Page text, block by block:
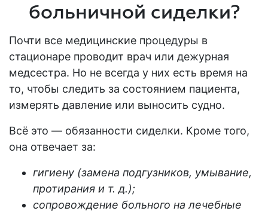
больничной сиделки?
Почти все медицинские процедуры в
стационаре проводит врач или дежурная
медсестра. Но не всегда у них есть время на
то, чтобы следить за состоянием пациента,
измерять давление или выносить судно.
Всё это — обязанности сиделки. Кроме того,
она отвечает за:
гигиену (замена подгузников, умывание,
протирания и т. д.);
сопровождение больного на лечебные